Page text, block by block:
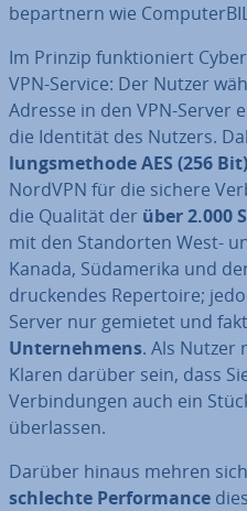
be­part­nern wie
Im Prinzip funk­tio­niert
VPN-Service: Der Nutzer
Adresse in den VPN-Server
die Identität des Nutzers.
lungs­me­tho­de AES (256 Bit)
NordVPN für die sichere
die Qualität der über 2.000
mit den Stand­or­ten West-
Kanada, Süd­ame­ri­ka und
dru­cken­des Re­per­toire;
Server nur gemietet und
Un­ter­neh­mens. Als Nutzer
Klaren darüber sein, dass
Ver­bin­dun­gen auch ein
über­las­sen.
Darüber hinaus mehren
schlechte Per­for­mance